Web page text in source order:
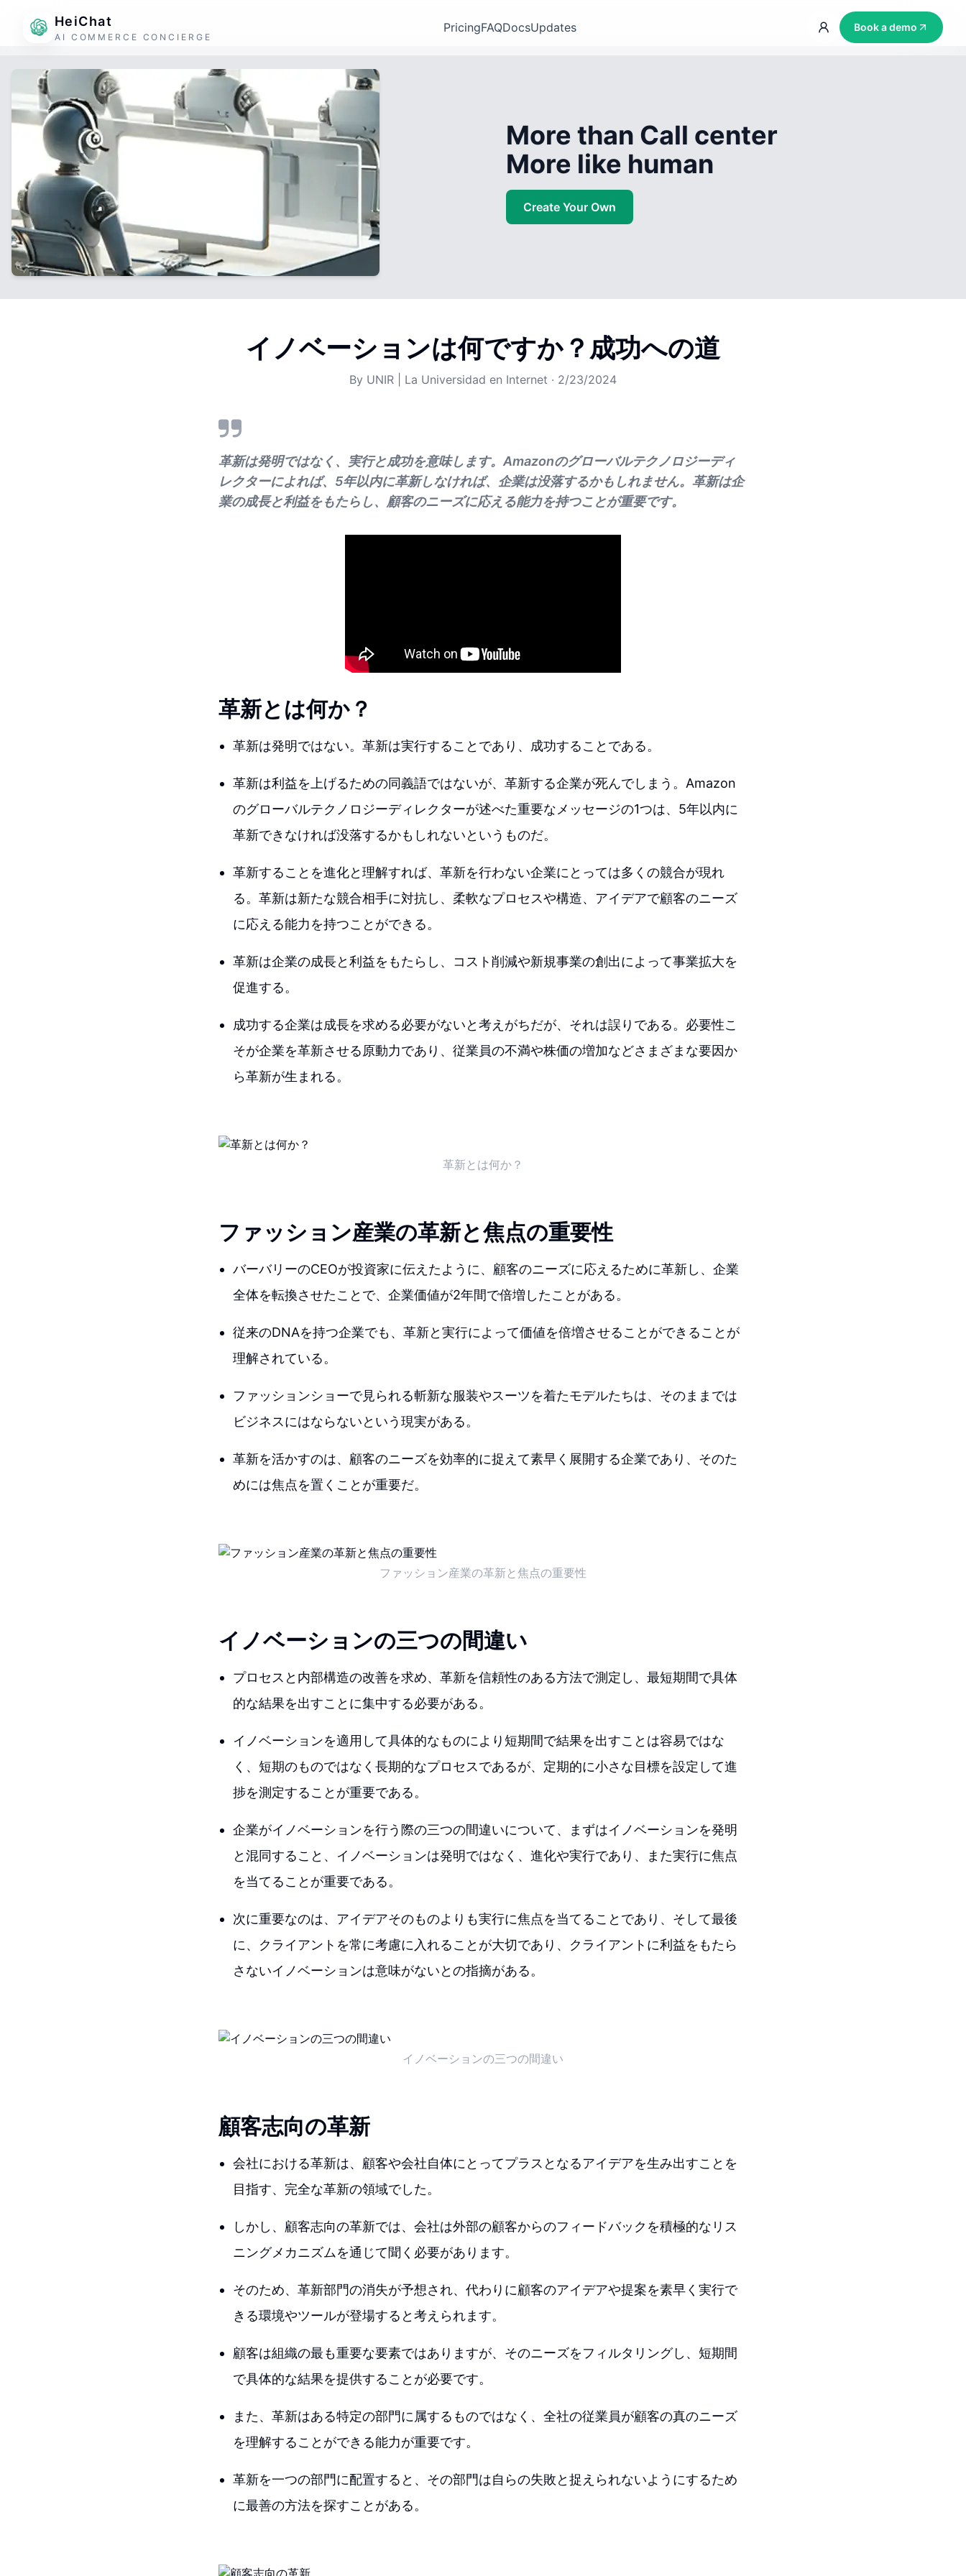
HeiChat
AI COMMERCE CONCIERGE
PricingFAQDocsUpdates Book a demo
More than Call center
More like human
Create Your Own
イノベーショ​​ンは何ですか？成功への道
By UNIR | La Universidad en Internet · 2/23/2024
革新は発明ではなく、実行と成功を意味します。Amazonのグローバルテクノロジーディ
レクターによれば、5年以内に革新しなければ、企業は没落するかもしれません。革新は企
業の成長と利益をもたらし、顧客のニーズに応える能力を持つことが重要です。
革新とは何か？
革新は発明ではない。革新は実行することであり、成功することである。
革新は利益を上げるための同義語ではないが、革新する企業が死んでしまう。Amazon
のグローバルテクノロジーディレクターが述べた重要なメッセージの1つは、5年以内に
革新できなければ没落するかもしれないというものだ。
革新することを進化と理解すれば、革新を行わない企業にとっては多くの競合が現れ
る。革新は新たな競合相手に対抗し、柔軟なプロセスや構造、アイデアで顧客のニーズ
に応える能力を持つことができる。
革新は企業の成長と利益をもたらし、コスト削減や新規事業の創出によって事業拡大を
促進する。
成功する企業は成長を求める必要がないと考えがちだが、それは誤りである。必要性こ
そが企業を革新させる原動力であり、従業員の不満や株価の増加などさまざまな要因か
ら革新が生まれる。
革新とは何か？
ファッション産業の革新と焦点の重要性
バーバリーのCEOが投資家に伝えたように、顧客のニーズに応えるために革新し、企業
全体を転換させたことで、企業価値が2年間で倍増したことがある。
従来のDNAを持つ企業でも、革新と実行によって価値を倍増させることができることが
理解されている。
ファッションショーで見られる斬新な服装やスーツを着たモデルたちは、そのままでは
ビジネスにはならないという現実がある。
革新を活かすのは、顧客のニーズを効率的に捉えて素早く展開する企業であり、そのた
めには焦点を置くことが重要だ。
ファッション産業の革新と焦点の重要性
イノベーションの三つの間違い
プロセスと内部構造の改善を求め、革新を信頼性のある方法で測定し、最短期間で具体
的な結果を出すことに集中する必要がある。
イノベーションを適用して具体的なものにより短期間で結果を出すことは容易ではな
く、短期のものではなく長期的なプロセスであるが、定期的に小さな目標を設定して進
捗を測定することが重要である。
企業がイノベーションを行う際の三つの間違いについて、まずはイノベーションを発明
と混同すること、イノベーションは発明ではなく、進化や実行であり、また実行に焦点
を当てることが重要である。
次に重要なのは、アイデアそのものよりも実行に焦点を当てることであり、そして最後
に、クライアントを常に考慮に入れることが大切であり、クライアントに利益をもたら
さないイノベーションは意味がないとの指摘がある。
イノベーションの三つの間違い
顧客志向の革新
会社における革新は、顧客や会社自体にとってプラスとなるアイデアを生み出すことを
目指す、完全な革新の領域でした。
しかし、顧客志向の革新では、会社は外部の顧客からのフィードバックを積極的なリス
ニングメカニズムを通じて聞く必要があります。
そのため、革新部門の消失が予想され、代わりに顧客のアイデアや提案を素早く実行で
きる環境やツールが登場すると考えられます。
顧客は組織の最も重要な要素ではありますが、そのニーズをフィルタリングし、短期間
で具体的な結果を提供することが必要です。
また、革新はある特定の部門に属するものではなく、全社の従業員が顧客の真のニーズ
を理解することができる能力が重要です。
革新を一つの部門に配置すると、その部門は自らの失敗と捉えられないようにするため
に最善の方法を探すことがある。